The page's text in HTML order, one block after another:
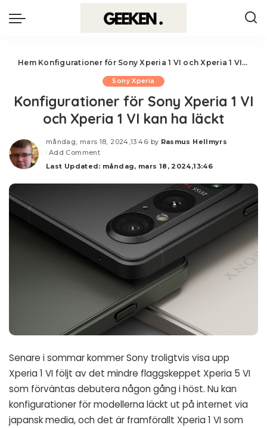
Hem Konfigurationer för Sony Xperia 1 VI och Xperia 1 VI kan ha läckt
Sony Xperia
Konfigurationer för Sony Xperia 1 VI
och Xperia 1 VI kan ha läckt
måndag, mars 18, 2024,13:46
Posted
by Rasmus Hellmyrs
Add Comment
Last Updated: måndag, mars 18, 2024,13:46
Senare i sommar kommer Sony troligtvis visa upp
Xperia 1 VI följt av det mindre flaggskeppet Xperia 5 VI
som förväntas debutera någon gång i höst. Nu kan
konfigurationer för modellerna läckt ut på internet via
japansk media, och det är framförallt Xperia 1 VI som